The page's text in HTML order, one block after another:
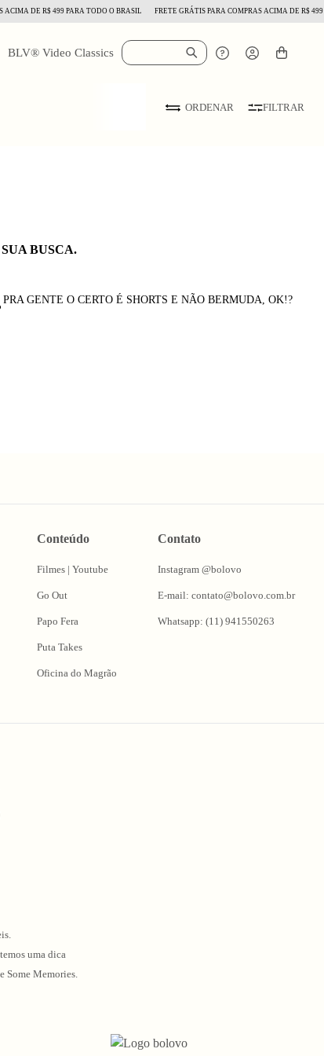
DE R$ 499 PARA TODO O BRASIL FRETE GRÁTIS PARA COMPRAS ACIMA DE R$ 499
BLV® Video Classics
ORDENAR FILTRAR
BUSCA.
PRA GENTE O CERTO É SHORTS E NÃO BERMUDA, OK!?
Conteúdo
Filmes | Youtube
Go Out
Papo Fera
Puta Takes
Oficina do Magrão
Contato
Instagram @bolovo
E-mail: contato@bolovo.com.br
Whatsapp: (11) 941550263
uma dica
Some Memories.